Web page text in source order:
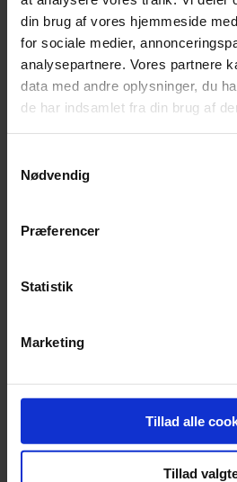
din brug af vores hjemmeside
for sociale medier,
analysepartnere. Vores partnere
data med andre oplysninger, du
de har indsamlet fra din brug af
Nødvendig
Præferencer
Statistik
Marketing
Tillad alle
Tillad
Forside
DNA Tests
Faderskabstest
Familietest
Fostertest
Bedsteforældre Test
mtDNA Test
Om os
Kontakt